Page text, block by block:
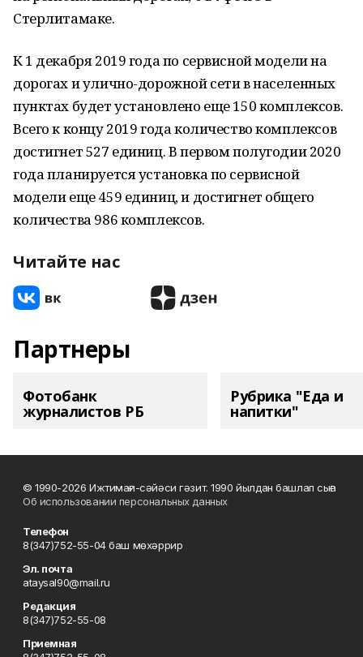
Стерлитамаке.
К 1 декабря 2019 года по сервисной модели на
дорогах и улично-дорожной сети в населенных
пунктах будет установлено еще 150 комплексов.
Всего к концу 2019 года количество комплексов
достигнет 527 единиц. В первом полугодии 2020
года планируется установка по сервисной
модели еще 459 единиц, и достигнет общего
количества 986 комплексов.
Читайте нас
Партнеры
Фотобанк
журналистов РБ
Рубрика "Еда и
напитки"
© 1990-2026 Ижтимағи-сәйәси гәзит. 1990 йылдан башлап сыға
Об использовании персональных данных
Телефон
8(347)752-55-04 баш мөхәррир
Эл. почта
ataysal90@mail.ru
Редакция
8(347)752-55-08
Приемная